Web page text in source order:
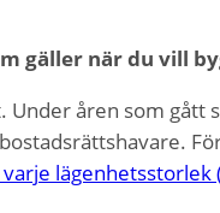
gäller när du vill
åren som gått
lägenhetsstorlek